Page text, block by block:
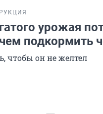
урожая
подкормить
чтобы он не желтел